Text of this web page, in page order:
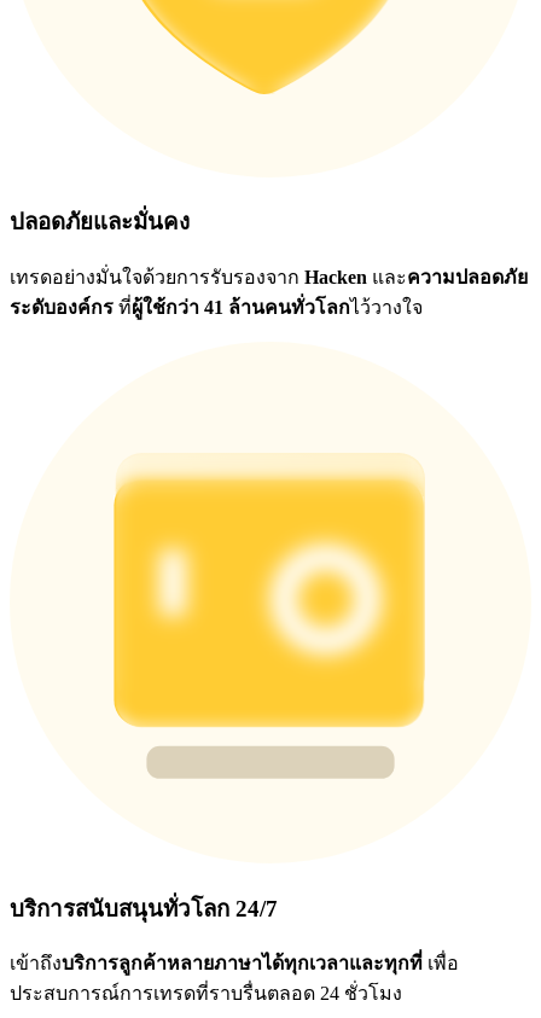
ปลอดภัยและมั่นคง
เทรดอย่างมั่นใจด้วยการรับรองจาก Hacken และความปลอดภัย
ระดับองค์กร ที่ผู้ใช้กว่า 41 ล้านคนทั่วโลกไว้วางใจ
บริการสนับสนุนทั่วโลก 24/7
เข้าถึงบริการลูกค้าหลายภาษาได้ทุกเวลาและทุกที่ เพื่อ
ประสบการณ์การเทรดที่ราบรื่นตลอด 24 ชั่วโมง